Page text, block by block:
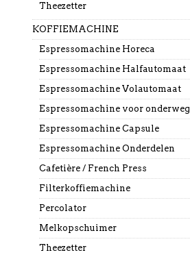
Theezetter
KOFFIEMACHINE
Espressomachine Horeca
Espressomachine Halfautomaat
Espressomachine Volautomaat
Espressomachine voor onderweg
Espressomachine Capsule
Espressomachine Onderdelen
Cafetière / French Press
Filterkoffiemachine
Percolator
Melkopschuimer
Theezetter